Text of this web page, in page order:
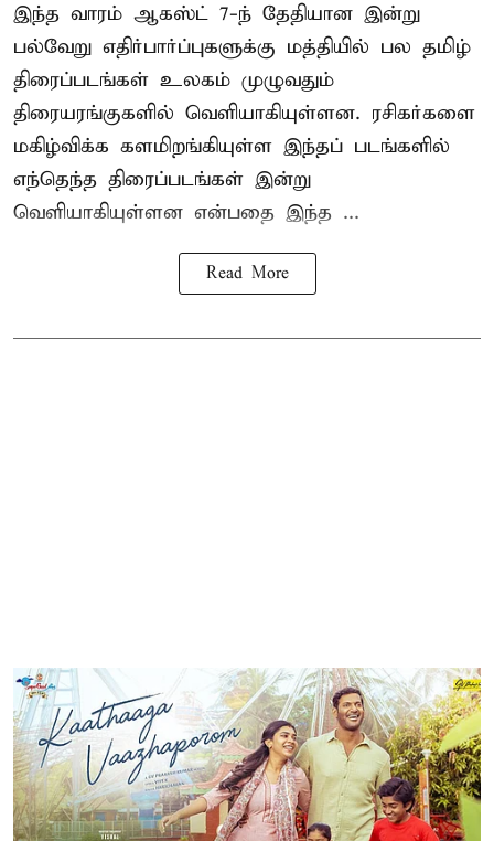
இந்த வாரம் ஆகஸ்ட் 7-ந் தேதியான இன்று
பல்வேறு எதிர்பார்ப்புகளுக்கு மத்தியில் பல தமிழ்
திரைப்படங்கள் உலகம் முழுவதும்
திரையரங்குகளில் வெளியாகியுள்ளன. ரசிகர்களை
மகிழ்விக்க களமிறங்கியுள்ள இந்தப் படங்களில்
எந்தெந்த திரைப்படங்கள் இன்று
வெளியாகியுள்ளன என்பதை இந்த ...
Read More